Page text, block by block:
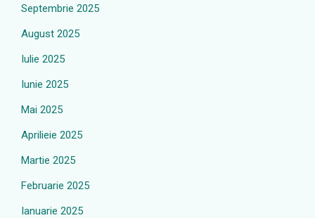
Septembrie 2025
August 2025
Iulie 2025
Iunie 2025
Mai 2025
Aprilieie 2025
Martie 2025
Februarie 2025
Ianuarie 2025